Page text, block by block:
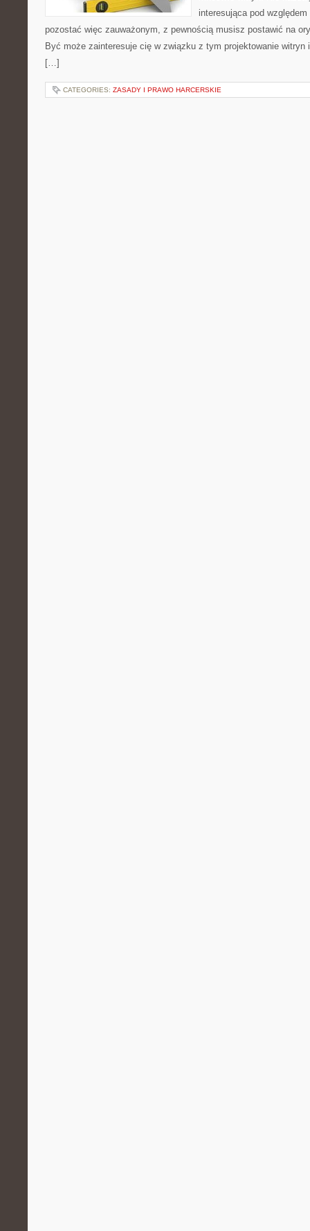
interesująca pod
pozostać więc zauważonym, z pewnością musisz postawić na
Być może zainteresuje cię w związku z tym projektowanie witryn
[…]
CATEGORIES: ZASADY I PRAWO HARCERSKIE